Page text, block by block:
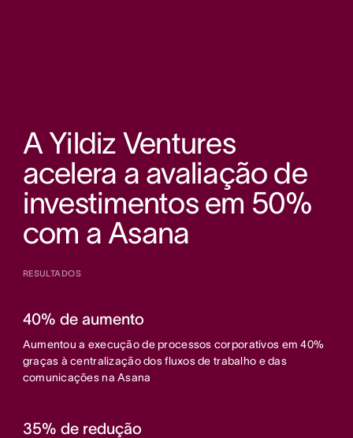
A Yildiz Ventures
acelera a avaliação de
investimentos em 50%
com a Asana
RESULTADOS
40% de aumento
Aumentou a execução de processos corporativos em 40%
graças à centralização dos fluxos de trabalho e das
comunicações na Asana
35% de redução